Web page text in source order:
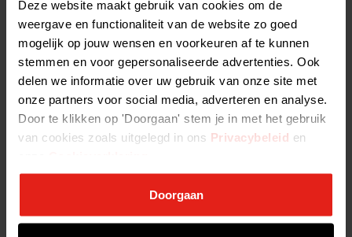
Deze website maakt gebruik van cookies om de
weergave en functionaliteit van de website zo goed
mogelijk op jouw wensen en voorkeuren af te kunnen
stemmen en voor gepersonaliseerde advertenties. Ook
delen we informatie over uw gebruik van onze site met
onze partners voor social media, adverteren en analyse.
Door te klikken op 'Doorgaan' stem je in met het gebruik
van cookies zoals uitgelegd in ons Privacybeleid en
Doorgaan
Avedon Capital Partners - Detron
Egeria Capital Management - Sonic Equipment
Tjarda Molenaar, directeur NVP:“Private equity is een steun en
toeverlaat voor ambitieuze ondernemers in het MKB en maakt groei,
innovatie en verduurzaming mogelijk die er anders niet geweest zou
zijn. Sinds de oprichting van de NVP 40 jaar geleden, is er meer dan
Nederland wordt geïnvesteerd.”
Ga direct naar alle cijfers